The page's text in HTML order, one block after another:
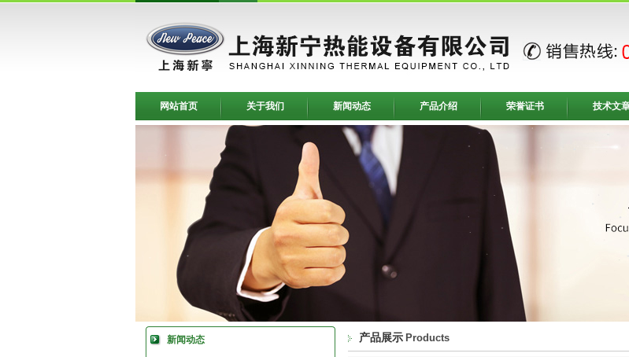
网站首页 关于我们 新闻动态 产品介绍 荣誉证书 技术文
新闻动态 产品展示 Products